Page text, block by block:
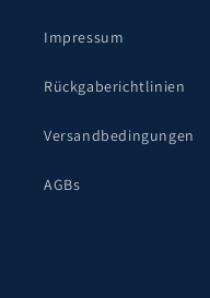
Impressum
Rückgaberichtlinien
Versandbedingungen
AGBs